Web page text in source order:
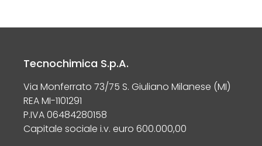
Tecnochimica S.p.A.
Via Monferrato 73/75 S. Giuliano Milanese (MI)
REA MI-1101291
P.IVA 06484280158
Capitale sociale i.v. euro 600.000,00